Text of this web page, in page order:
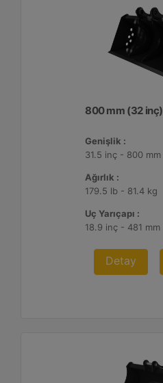
800 mm (32 inç)
Genişlik :
31.5 inç - 800 mm
Ağırlık :
179.5 lb - 81.4 kg
Uç Yarıçapı :
18.9 inç - 481 mm
Detay